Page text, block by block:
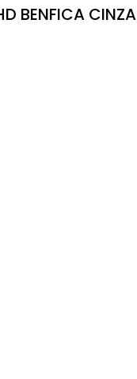
BENFICA CINZA